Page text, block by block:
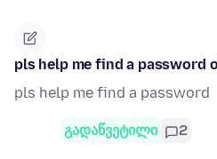
pls help me find a password
pls help me find a password
გადაწვეტილი 2